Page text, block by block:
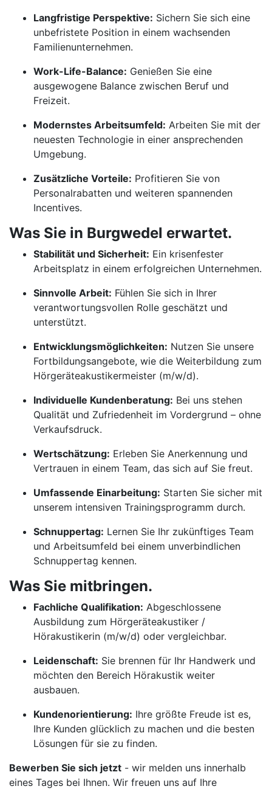
Langfristige Perspektive: Sichern Sie sich eine
unbefristete Position in einem wachsenden
Familienunternehmen.
Work-Life-Balance: Genießen Sie eine
ausgewogene Balance zwischen Beruf und
Freizeit.
Modernstes Arbeitsumfeld: Arbeiten Sie mit der
neuesten Technologie in einer ansprechenden
Umgebung.
Zusätzliche Vorteile: Profitieren Sie von
Personalrabatten und weiteren spannenden
Incentives.
Was Sie in Burgwedel erwartet.
Stabilität und Sicherheit: Ein krisenfester
Arbeitsplatz in einem erfolgreichen Unternehmen.
Sinnvolle Arbeit: Fühlen Sie sich in Ihrer
verantwortungsvollen Rolle geschätzt und
unterstützt.
Entwicklungsmöglichkeiten: Nutzen Sie unsere
Fortbildungsangebote, wie die Weiterbildung zum
Hörgeräteakustikermeister (m/w/d).
Individuelle Kundenberatung: Bei uns stehen
Qualität und Zufriedenheit im Vordergrund – ohne
Verkaufsdruck.
Wertschätzung: Erleben Sie Anerkennung und
Vertrauen in einem Team, das sich auf Sie freut.
Umfassende Einarbeitung: Starten Sie sicher mit
unserem intensiven Trainingsprogramm durch.
Schnuppertag: Lernen Sie Ihr zukünftiges Team
und Arbeitsumfeld bei einem unverbindlichen
Schnuppertag kennen.
Was Sie mitbringen.
Fachliche Qualifikation: Abgeschlossene
Ausbildung zum Hörgeräteakustiker /
Hörakustikerin (m/w/d) oder vergleichbar.
Leidenschaft: Sie brennen für Ihr Handwerk und
möchten den Bereich Hörakustik weiter
ausbauen.
Kundenorientierung: Ihre größte Freude ist es,
Ihre Kunden glücklich zu machen und die besten
Lösungen für sie zu finden.
Bewerben Sie sich jetzt - wir melden uns innerhalb
eines Tages bei Ihnen. Wir freuen uns auf Ihre